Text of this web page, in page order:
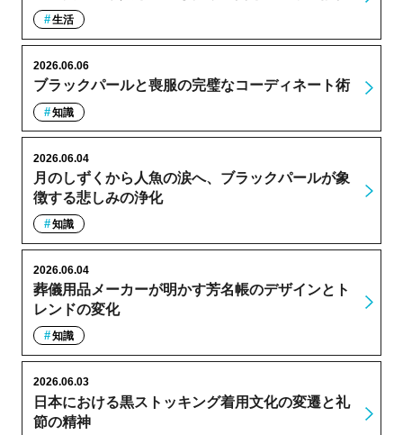
生活
ブラックパールと喪服の完璧なコーディネート術
2026.06.06
知識
月のしずくから人魚の涙へ、ブラックパールが象
徴する悲しみの浄化
2026.06.04
知識
葬儀用品メーカーが明かす芳名帳のデザインとト
レンドの変化
2026.06.04
知識
日本における黒ストッキング着用文化の変遷と礼
節の精神
2026.06.03